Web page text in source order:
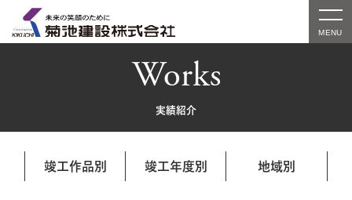
Works
実績紹介
竣工作品別 竣工年度別 地域別